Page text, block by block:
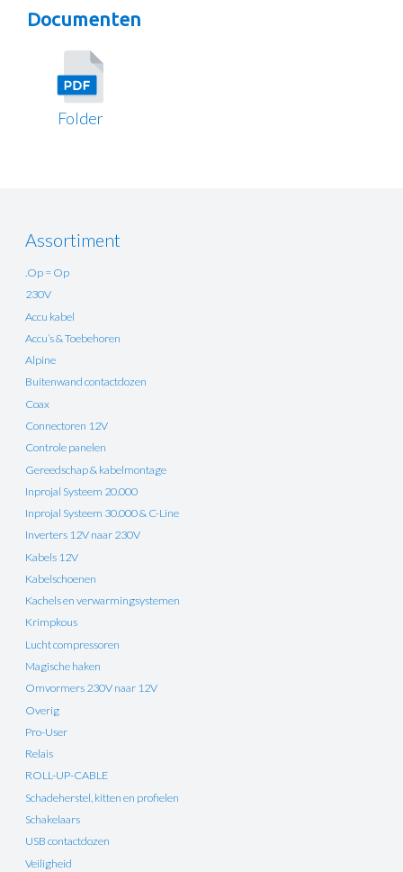
Documenten
Folder
Assortiment
.Op = Op
230V
Accu kabel
Accu’s & Toebehoren
Alpine
Buitenwand contactdozen
Coax
Connectoren 12V
Controle panelen
Gereedschap & kabelmontage
Inprojal Systeem 20.000
Inprojal Systeem 30.000 & C-Line
Inverters 12V naar 230V
Kabels 12V
Kabelschoenen
Kachels en verwarmingsystemen
Krimpkous
Lucht compressoren
Magische haken
Omvormers 230V naar 12V
Overig
Pro-User
Relais
ROLL-UP-CABLE
Schadeherstel, kitten en profielen
Schakelaars
USB contactdozen
Veiligheid